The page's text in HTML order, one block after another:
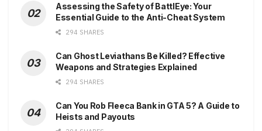
Assessing the Safety of BattlEye: Your
Essential Guide to the Anti-Cheat System
294 SHARES
Can Ghost Leviathans Be Killed? Effective
Weapons and Strategies Explained
294 SHARES
Can You Rob Fleeca Bank in GTA 5? A Guide to
Heists and Payouts